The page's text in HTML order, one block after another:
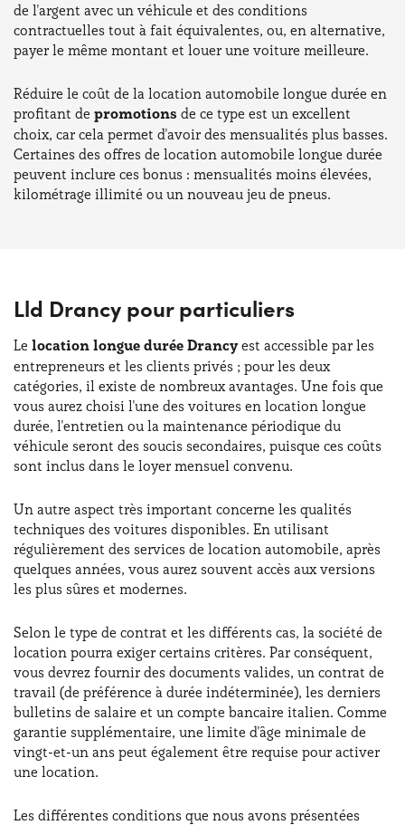
de l'argent avec un véhicule et des conditions
contractuelles tout à fait équivalentes, ou, en alternative,
payer le même montant et louer une voiture meilleure.
Réduire le coût de la location automobile longue durée en
profitant de promotions de ce type est un excellent
choix, car cela permet d'avoir des mensualités plus basses.
Certaines des offres de location automobile longue durée
peuvent inclure ces bonus : mensualités moins élevées,
kilométrage illimité ou un nouveau jeu de pneus.
Lld Drancy pour particuliers
Le location longue durée Drancyest accessible par les
entrepreneurs et les clients privés ; pour les deux
catégories, il existe de nombreux avantages. Une fois que
vous aurez choisi l'une des voitures en location longue
durée, l'entretien ou la maintenance périodique du
véhicule seront des soucis secondaires, puisque ces coûts
sont inclus dans le loyer mensuel convenu.
Un autre aspect très important concerne les qualités
techniques des voitures disponibles. En utilisant
régulièrement des services de location automobile, après
quelques années, vous aurez souvent accès aux versions
les plus sûres et modernes.
Selon le type de contrat et les différents cas, la société de
location pourra exiger certains critères. Par conséquent,
vous devrez fournir des documents valides, un contrat de
travail (de préférence à durée indéterminée), les derniers
bulletins de salaire et un compte bancaire italien. Comme
garantie supplémentaire, une limite d'âge minimale de
vingt-et-un ans peut également être requise pour activer
une location.
Les différentes conditions que nous avons présentées